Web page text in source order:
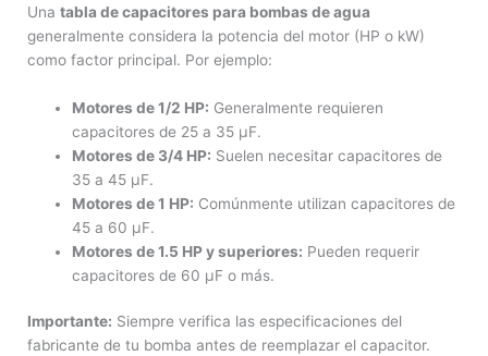
Una tabla de capacitores para bombas de agua
generalmente considera la potencia del motor (HP o kW)
como factor principal. Por ejemplo:
Motores de 1/2 HP: Generalmente requieren
capacitores de 25 a 35 µF.
Motores de 3/4 HP: Suelen necesitar capacitores de
35 a 45 µF.
Motores de 1 HP: Comúnmente utilizan capacitores de
45 a 60 µF.
Motores de 1.5 HP y superiores: Pueden requerir
capacitores de 60 µF o más.
Importante: Siempre verifica las especificaciones del
fabricante de tu bomba antes de reemplazar el capacitor.